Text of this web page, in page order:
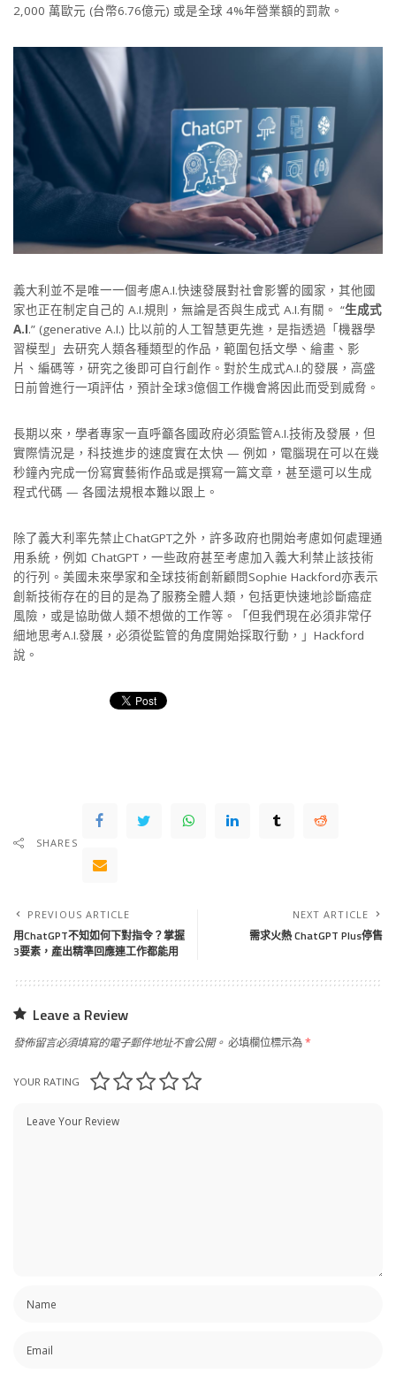
2,000 萬歐元 (台幣6.76億元) 或是全球 4%年營業額的罰款。
義大利並不是唯一一個考慮A.I.快速發展對社會影響的國家，其他國
家也正在制定自己的 A.I.規則，無論是否與生成式 A.I.有關。 “生成式
A.I.” (generative A.I.) 比以前的人工智慧更先進，是指透過「機器學
習模型」去研究人類各種類型的作品，範圍包括文學、繪畫、影
片、編碼等，研究之後即可自行創作。對於生成式A.I.的發展，高盛
日前曾進行一項評估，預計全球3億個工作機會將因此而受到威脅。
長期以來，學者專家一直呼籲各國政府必須監管A.I.技術及發展，但
實際情況是，科技進步的速度實在太快 — 例如，電腦現在可以在幾
秒鐘內完成一份寫實藝術作品或是撰寫一篇文章，甚至還可以生成
程式代碼 — 各國法規根本難以跟上。
除了義大利率先禁止ChatGPT之外，許多政府也開始考慮如何處理通
用系統，例如 ChatGPT，一些政府甚至考慮加入義大利禁止該技術
的行列。美國未來學家和全球技術創新顧問Sophie Hackford亦表示
創新技術存在的目的是為了服務全體人類，包括更快速地診斷癌症
風險，或是協助做人類不想做的工作等。「但我們現在必須非常仔
細地思考A.I.發展，必須從監管的角度開始採取行動，」Hackford
說。
SHARES
PREVIOUS ARTICLE
用ChatGPT不知如何下對指令？掌握
3要素，產出精準回應連工作都能用
NEXT ARTICLE
需求火熱 ChatGPT Plus停售
Leave a Review
發佈留言必須填寫的電子郵件地址不會公開。 必填欄位標示為*
YOUR RATING